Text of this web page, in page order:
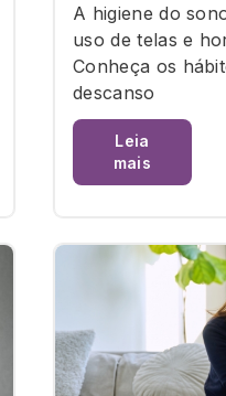
A higiene do
uso de telas e
Conheça os
descanso
Leia
mais